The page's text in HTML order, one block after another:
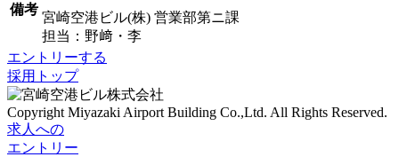
備考
宮崎空港ビル(株) 営業部第ニ課
担当：野﨑・李
エントリーする
採用トップ
Copyright Miyazaki Airport Building Co.,Ltd. All Rights Reserved.
求人への
エントリー